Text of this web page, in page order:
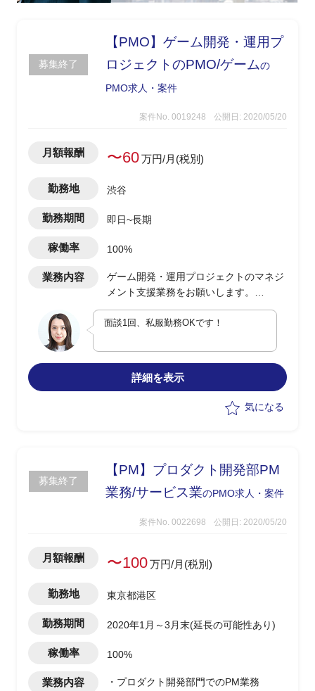
募集終了
【PMO】ゲーム開発・運用プ
ロジェクトのPMO/ゲームの
PMO求人・案件
案件No. 0019248 公開日: 2020/05/20
月額報酬 〜60万円/月(税別)
勤務地 渋谷
勤務期間 即日~長期
稼働率 100%
業務内容
ゲーム開発・運用プロジェクトのマネジ
メント支援業務をお願いします。
- 要件定義された開発案件をタスク分解
し、スケジュールに落とし込んで見える
※ アーキテクトと一緒になって、議論し
※ ご経験次第では、PM寄りの業務もお
面談1回、私服勤務OKです！
詳細を表示
気になる
募集終了
【PM】プロダクト開発部PM
業務/サービス業のPMO求人・案件
案件No. 0022698 公開日: 2020/05/20
月額報酬 〜100万円/月(税別)
勤務地 東京都港区
勤務期間 2020年1月～3月末(延長の可能性あり)
稼働率 100%
業務内容
・プロダクト開発部門でのPM業務